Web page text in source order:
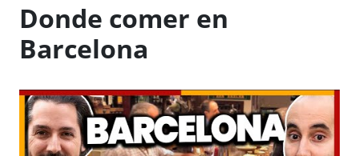
Donde comer en
Barcelona